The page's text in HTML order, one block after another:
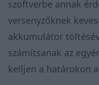
szoftverbe annak
versenyzőknek
akkumulátor
számítsanak az
kelljen a határokon